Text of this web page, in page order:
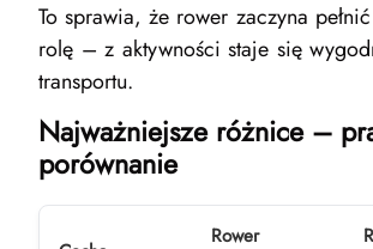
To sprawia, że rower zaczyna
rolę – z aktywności staje się
transportu.
Najważniejsze różnice –
porównanie
Rower